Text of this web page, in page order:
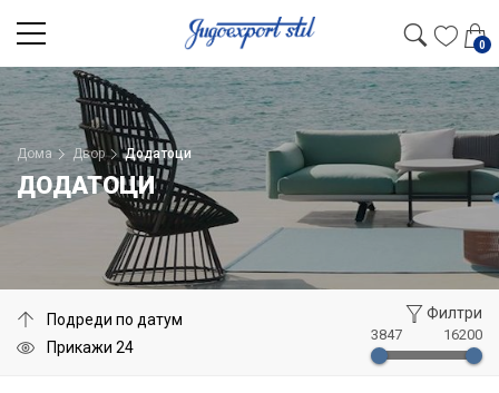
0
Дома Двор Додатоци
ДОДАТОЦИ
Филтри
3847 16200